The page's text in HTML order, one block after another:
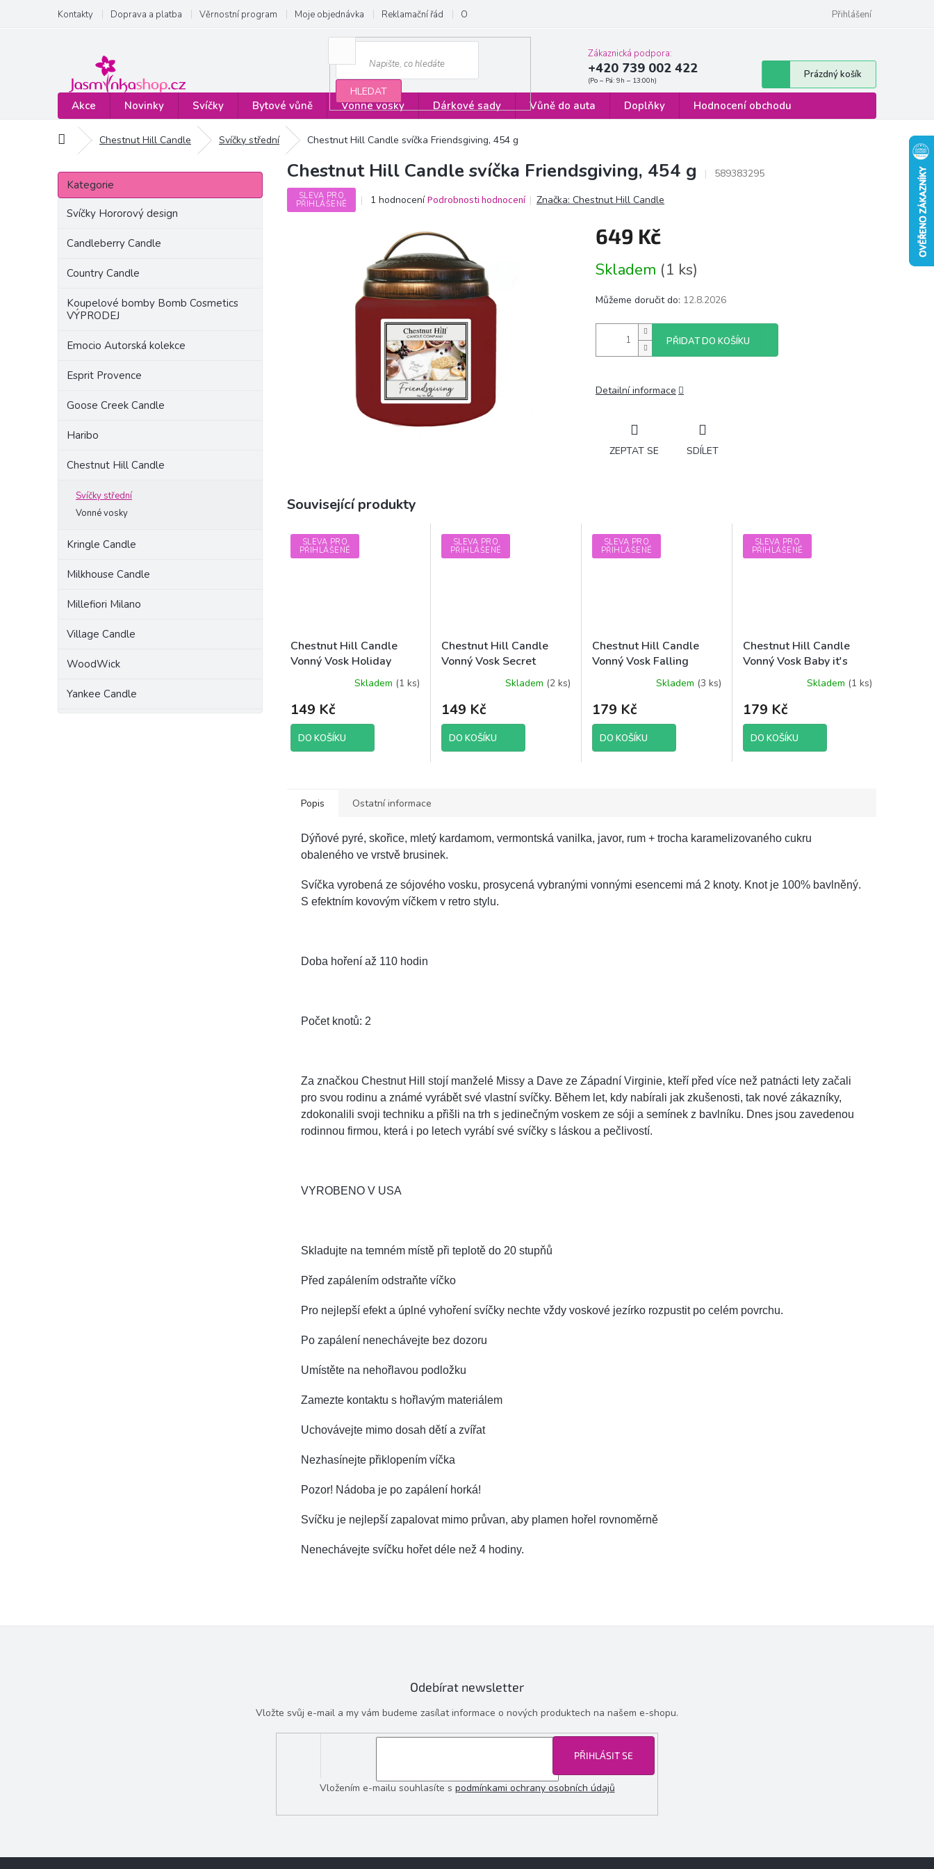
obsah
Kontakty Doprava a platba Věrnostní program Moje objednávka Reklamační řád Obchodní podmínky Formulář pro odstoupení od smlouvy
Přihlášení
HLEDAT
Zákaznická podpora:
+420 739 002 422
Nákupní
košík
Prázdný košík
Akce Novinky Svíčky Bytové vůně Vonné vosky Dárkové sady Vůně do auta Doplňky Hodnocení obchodu
Domů Chestnut Hill Candle Svíčky střední Chestnut Hill Candle svíčka Friendsgiving, 454 g
P
s
Přeskočit
kategorie
Kategorie
Svíčky Hororový design
Candleberry Candle
Country Candle
Koupelové bomby Bomb Cosmetics
VÝPRODEJ
Emocio Autorská kolekce
Esprit Provence
Goose Creek Candle
Haribo
Chestnut Hill Candle
Svíčky střední
Vonné vosky
Kringle Candle
Milkhouse Candle
Millefiori Milano
Village Candle
WoodWick
Yankee Candle
Chestnut Hill Candle svíčka Friendsgiving, 454 g 589383295
SLEVA PRO
PŘIHLÁŠENÉ
Průměrné
z
5
hvězdiček.
1 hodnocení Podrobnosti hodnocení Značka:Chestnut Hill Candle
649 Kč
cena:
Skladem (1 ks)
Můžeme doručit do: 12.8.2026
PŘIDAT DO KOŠÍKU
Detailní informace
ZEPTAT SE SDÍLET
Související produkty
SLEVA PRO
PŘIHLÁŠENÉ
Chestnut Hill Candle
Vonný Vosk Holiday
Velvet, 85 g brutto
Skladem (1 ks)
149 Kč
DO KOŠÍKU
SLEVA PRO
PŘIHLÁŠENÉ
Chestnut Hill Candle
Vonný Vosk Secret
Santa, 85 g brutto
Skladem (2 ks)
149 Kč
DO KOŠÍKU
SLEVA PRO
PŘIHLÁŠENÉ
Chestnut Hill Candle
Vonný Vosk Falling
Snow, 105 g brutto
Skladem (3 ks)
179 Kč
DO KOŠÍKU
SLEVA PRO
PŘIHLÁŠENÉ
Chestnut Hill Candle
Vonný Vosk Baby it's
Cold Outside, 105 g
Skladem (1 ks)
179 Kč
DO KOŠÍKU
Popis Ostatní informace
Dýňové pyré, skořice, mletý kardamom, vermontská vanilka, javor, rum + trocha karamelizovaného cukru
obaleného ve vrstvě brusinek.
Svíčka vyrobená ze sójového vosku, prosycená vybranými vonnými esencemi má 2 knoty. Knot je 100% bavlněný.
S efektním kovovým víčkem v retro stylu.
Doba hoření až 110 hodin
Počet knotů: 2
Za značkou Chestnut Hill stojí manželé Missy a Dave ze Západní Virginie, kteří před více než patnácti lety začali
pro svou rodinu a známé vyrábět své vlastní svíčky. Během let, kdy nabírali jak zkušenosti, tak nové zákazníky,
zdokonalili svoji techniku a přišli na trh s jedinečným voskem ze sóji a semínek z bavlníku. Dnes jsou zavedenou
rodinnou firmou, která i po letech vyrábí své svíčky s láskou a pečlivostí.
VYROBENO V USA
Skladujte na temném místě při teplotě do 20 stupňů
Před zapálením odstraňte víčko
Pro nejlepší efekt a úplné vyhoření svíčky nechte vždy voskové jezírko rozpustit po celém povrchu.
Po zapálení nenechávejte bez dozoru
Umístěte na nehořlavou podložku
Zamezte kontaktu s hořlavým materiálem
Uchovávejte mimo dosah dětí a zvířat
Nezhasínejte přiklopením víčka
Pozor! Nádoba je po zapálení horká!
Svíčku je nejlepší zapalovat mimo průvan, aby plamen hořel rovnoměrně
Nenechávejte svíčku hořet déle než 4 hodiny.
Odebírat newsletter
Vložte svůj e-mail a my vám budeme zasílat informace o nových produktech na našem e-shopu.
Vložením e-mailu souhlasíte s podmínkami ochrany osobních údajů
PŘIHLÁSIT SE